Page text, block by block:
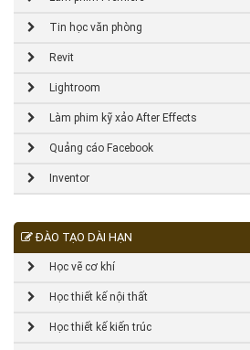
Tin học văn phòng
Revit
Lightroom
Làm phim kỹ xảo After Effects
Quảng cáo Facebook
Inventor
ĐÀO TẠO DÀI HẠN
Học vẽ cơ khí
Học thiết kế nội thất
Học thiết kế kiến trúc